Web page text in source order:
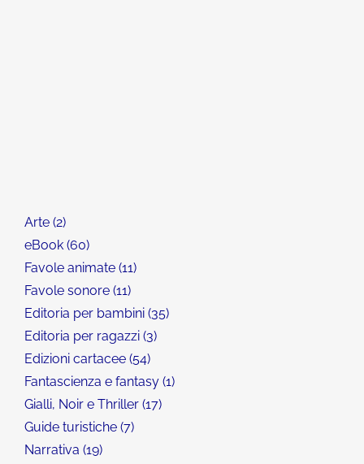
Arte 2
eBook 60
Favole animate 11
Favole sonore 11
Editoria per bambini 35
Editoria per ragazzi 3
Edizioni cartacee 54
Fantascienza e fantasy 1
Gialli, Noir e Thriller 17
Guide turistiche 7
Narrativa 19